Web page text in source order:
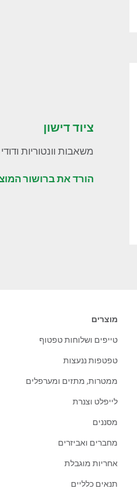
ציוד דישון
משאבות וונטוריות
הורד את ברושור
מוצרים
טייפים ושלוחות טפטוף
טפטפות ננעצות
ממטרות, מתזים ומערפלים
לייפלט וצנרת
מסננים
מחברים ואביזרים
אחריות מוגבלת
תנאים כלליים